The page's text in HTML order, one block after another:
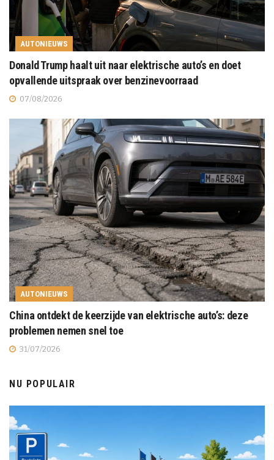
AUTONIEUWS
Donald Trump haalt uit naar elektrische auto’s en doet
opvallende uitspraak over benzinevoorraad
07/08/2026
AUTONIEUWS
China ontdekt de keerzijde van elektrische auto’s: deze
problemen nemen snel toe
31/07/2026
NU POPULAIR